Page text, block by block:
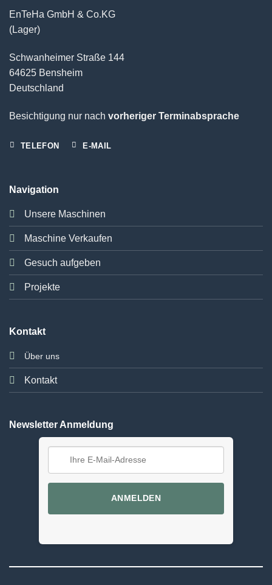
EnTeHa GmbH & Co.KG
(Lager)
Schwanheimer Straße 144
64625 Bensheim
Deutschland
Besichtigung nur nach vorheriger Terminabsprache
TELEFON E-MAIL
Navigation
Unsere Maschinen
Maschine Verkaufen
Gesuch aufgeben
Projekte
Kontakt
Über uns
Kontakt
Newsletter Anmeldung
ANMELDEN